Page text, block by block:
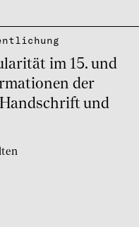
im 15. und
der
und